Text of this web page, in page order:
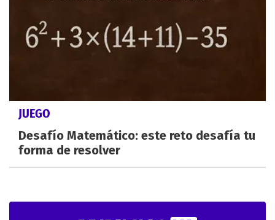
JUEGO
Desafío Matemático: este reto desafía tu
forma de resolver